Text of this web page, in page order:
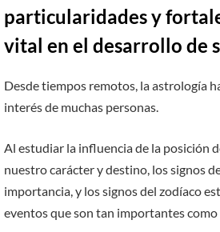
particularidades y
vital en el desarrollo de
Desde tiempos remotos, la astrología
interés de muchas personas.
Al estudiar la influencia de la posición
nuestro carácter y destino, los signos
importancia, y los signos del zodíaco
eventos que son tan importantes